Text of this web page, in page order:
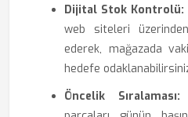
Dijital Stok Kontrolü:
web siteleri
ederek, mağazada
hedefe
Öncelik Sıralaması: